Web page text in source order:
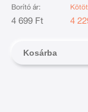
Borító ár:
4 699 Ft 4
Kosárba